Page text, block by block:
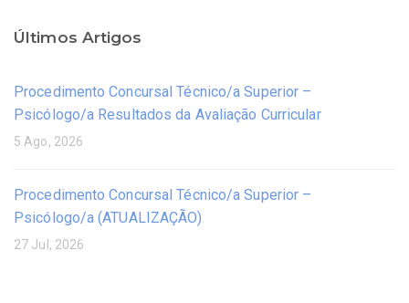
Últimos Artigos
Procedimento Concursal Técnico/a Superior –
Psicólogo/a Resultados da Avaliação Curricular
5 Ago, 2026
Procedimento Concursal Técnico/a Superior –
Psicólogo/a (ATUALIZAÇÃO)
27 Jul, 2026